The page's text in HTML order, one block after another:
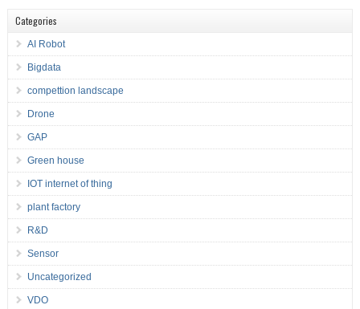
Categories
AI Robot
Bigdata
compettion landscape
Drone
GAP
Green house
IOT internet of thing
plant factory
R&D
Sensor
Uncategorized
VDO